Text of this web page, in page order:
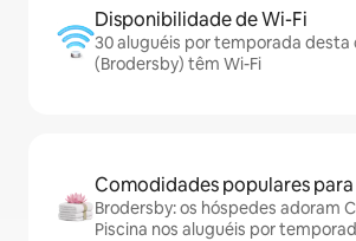
Disponibilidade de Wi-Fi
30 aluguéis por temporada desta
(Brodersby) têm Wi-Fi
Comodidades populares para
Brodersby: os hóspedes adoram
Piscina nos aluguéis por